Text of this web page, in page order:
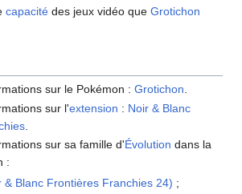
capacité des jeux vidéo queGrotichon
sur le Pokémon :Grotichon.
sur l'extension : Noir & Blanc
sur sa famille d'Évolution dans la
:
& Blanc Frontières Franchies 24) ;